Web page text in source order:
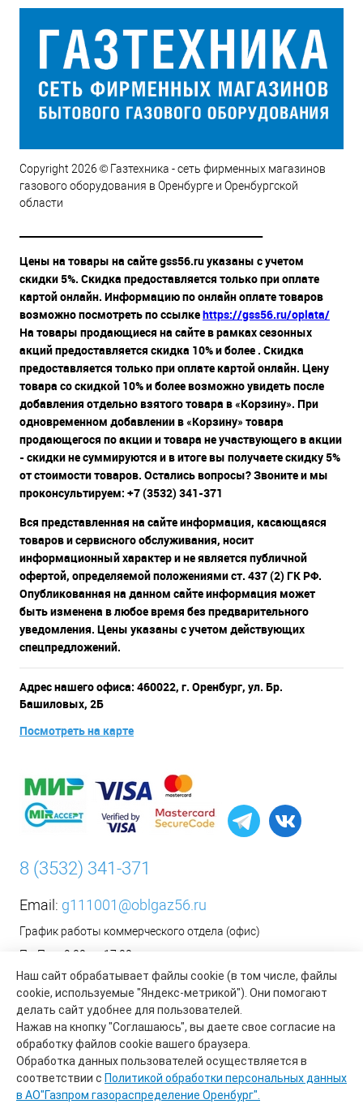
Наш сайт обрабатывает файлы cookie (в том числе, файлы
cookie, используемые "Яндекс-метрикой"). Они помогают
делать сайт удобнее для пользователей.
Нажав на кнопку "Соглашаюсь", вы даете свое согласие на
обработку файлов cookie вашего браузера.
Обработка данных пользователей осуществляется в
соответствии с Политикой обработки персональных данных
в АО"Газпром газораспределение Оренбург".
Copyright 2026 © Газтехника - сеть фирменных магазинов
газового оборудования в Оренбурге и Оренбургской
области
Цены на товары на сайте gss56.ru указаны с учетом
скидки 5%. Скидка предоставляется только при оплате
картой онлайн. Информацию по онлайн оплате товаров
возможно посмотреть по ссылкеhttps://gss56.ru/oplata/
На товары продающиеся на сайте в рамках сезонных
акций предоставляется скидка 10% и более . Скидка
предоставляется только при оплате картой онлайн. Цену
товара со скидкой 10% и более возможно увидеть после
добавления отдельно взятого товара в «Корзину». При
одновременном добавлении в «Корзину» товара
продающегося по акции и товара не участвующего в акции
- скидки не суммируются и в итоге вы получаете скидку 5%
от стоимости товаров. Остались вопросы? Звоните и мы
проконсультируем: +7 (3532) 341-371
Вся представленная на сайте информация, касающаяся
товаров и сервисного обслуживания, носит
информационный характер и не является публичной
офертой, определяемой положениями ст. 437 (2) ГК РФ.
Опубликованная на данном сайте информация может
быть изменена в любое время без предварительного
уведомления. Цены указаны с учетом действующих
спецпредложений.
Адрес нашего офиса: 460022, г. Оренбург, ул. Бр.
Башиловых, 2Б
Посмотреть на карте
8 (3532) 341-371
Email: g111001@oblgaz56.ru
График работы коммерческого отдела (офис)
Пн-Пт: с 9:00 до 17:00
Сб-Вс: Выходной
__________________________________________
Оформить заявку на установку бытового газового
оборудования возможно на сайте организации АО «Газпром
газораспределение Оренбург»:https://www.oblgaz56.ru/